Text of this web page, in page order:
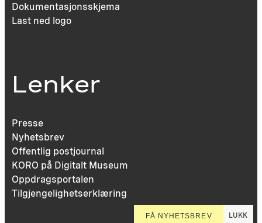
Dokumentasjonsskjema
Last ned logo
Lenker
Presse
Nyhetsbrev
Offentlig postjournal
KORO på Digitalt Museum
Oppdragsportalen
Tilgjengelighetserklæring
FÅ NYHETSBREV LUKK